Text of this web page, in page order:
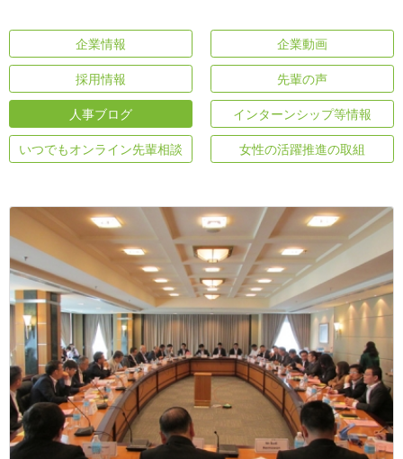
企業情報 企業動画
採用情報 先輩の声
人事ブログ インターンシップ等情報
いつでもオンライン先輩相談 女性の活躍推進の取組